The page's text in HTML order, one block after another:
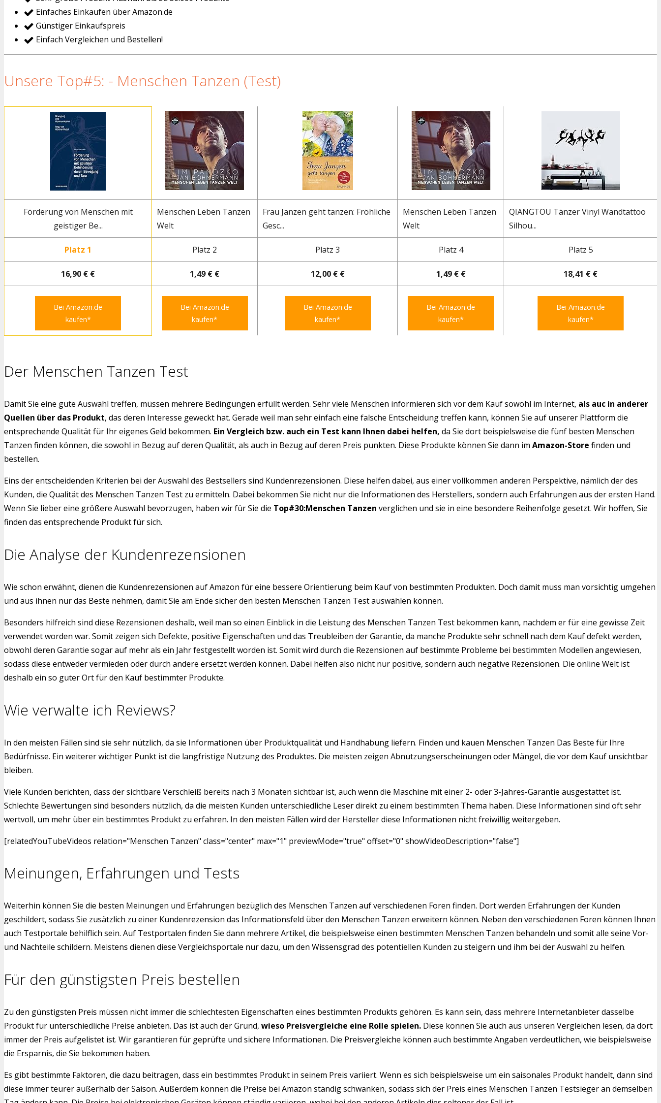
Einfaches Einkaufen über Amazon.de
Günstiger Einkaufspreis
Einfach Vergleichen und Bestellen!
Unsere Top#5: - Menschen Tanzen (Test)
Förderung von Menschen mit
geistiger Be...
Menschen Leben Tanzen
Welt
Frau Janzen geht tanzen: Fröhliche
Gesc...
Menschen Leben Tanzen
Welt
QIANGTOU Tänzer Vinyl Wandtattoo
Silhou...
Platz 1 Platz 2 Platz 3 Platz 4 Platz 5
16,90 € € 1,49 € € 12,00 € € 1,49 € € 18,41 € €
Bei Amazon.de
kaufen*
Bei Amazon.de
kaufen*
Bei Amazon.de
kaufen*
Bei Amazon.de
kaufen*
Bei Amazon.de
kaufen*
Der Menschen Tanzen Test
Damit Sie eine gute Auswahl treffen, müssen mehrere Bedingungen erfüllt werden. Sehr viele Menschen informieren sich vor dem Kauf sowohl im Internet, als auc in anderer
Quellen über das Produkt, das deren Interesse geweckt hat. Gerade weil man sehr einfach eine falsche Entscheidung treffen kann, können Sie auf unserer Plattform die
entsprechende Qualität für Ihr eigenes Geld bekommen. Ein Vergleich bzw. auch ein Test kann Ihnen dabei helfen, da Sie dort beispielsweise die fünf besten Menschen
Tanzen finden können, die sowohl in Bezug auf deren Qualität, als auch in Bezug auf deren Preis punkten. Diese Produkte können Sie dann im Amazon-Store finden und
bestellen.
Eins der entscheidenden Kriterien bei der Auswahl des Bestsellers sind Kundenrezensionen. Diese helfen dabei, aus einer vollkommen anderen Perspektive, nämlich der des
Kunden, die Qualität des Menschen Tanzen Test zu ermitteln. Dabei bekommen Sie nicht nur die Informationen des Herstellers, sondern auch Erfahrungen aus der ersten Hand.
Wenn Sie lieber eine größere Auswahl bevorzugen, haben wir für Sie die Top#30:Menschen Tanzen verglichen und sie in eine besondere Reihenfolge gesetzt. Wir hoffen, Sie
finden das entsprechende Produkt für sich.
Die Analyse der Kundenrezensionen
Wie schon erwähnt, dienen die Kundenrezensionen auf Amazon für eine bessere Orientierung beim Kauf von bestimmten Produkten. Doch damit muss man vorsichtig umgehen
und aus ihnen nur das Beste nehmen, damit Sie am Ende sicher den besten Menschen Tanzen Test auswählen können.
Besonders hilfreich sind diese Rezensionen deshalb, weil man so einen Einblick in die Leistung des Menschen Tanzen Test bekommen kann, nachdem er für eine gewisse Zeit
verwendet worden war. Somit zeigen sich Defekte, positive Eigenschaften und das Treubleiben der Garantie, da manche Produkte sehr schnell nach dem Kauf defekt werden,
obwohl deren Garantie sogar auf mehr als ein Jahr festgestellt worden ist. Somit wird durch die Rezensionen auf bestimmte Probleme bei bestimmten Modellen angewiesen,
sodass diese entweder vermieden oder durch andere ersetzt werden können. Dabei helfen also nicht nur positive, sondern auch negative Rezensionen. Die online Welt ist
deshalb ein so guter Ort für den Kauf bestimmter Produkte.
Wie verwalte ich Reviews?
In den meisten Fällen sind sie sehr nützlich, da sie Informationen über Produktqualität und Handhabung liefern. Finden und kauen Menschen Tanzen Das Beste für Ihre
Bedürfnisse. Ein weiterer wichtiger Punkt ist die langfristige Nutzung des Produktes. Die meisten zeigen Abnutzungserscheinungen oder Mängel, die vor dem Kauf unsichtbar
bleiben.
Viele Kunden berichten, dass der sichtbare Verschleiß bereits nach 3 Monaten sichtbar ist, auch wenn die Maschine mit einer 2- oder 3-Jahres-Garantie ausgestattet ist.
Schlechte Bewertungen sind besonders nützlich, da die meisten Kunden unterschiedliche Leser direkt zu einem bestimmten Thema haben. Diese Informationen sind oft sehr
wertvoll, um mehr über ein bestimmtes Produkt zu erfahren. In den meisten Fällen wird der Hersteller diese Informationen nicht freiwillig weitergeben.
[relatedYouTubeVideos relation="Menschen Tanzen" class="center" max="1" previewMode="true" offset="0" showVideoDescription="false"]
Meinungen, Erfahrungen und Tests
Weiterhin können Sie die besten Meinungen und Erfahrungen bezüglich des Menschen Tanzen auf verschiedenen Foren finden. Dort werden Erfahrungen der Kunden
geschildert, sodass Sie zusätzlich zu einer Kundenrezension das Informationsfeld über den Menschen Tanzen erweitern können. Neben den verschiedenen Foren können Ihnen
auch Testportale behilflich sein. Auf Testportalen finden Sie dann mehrere Artikel, die beispielsweise einen bestimmten Menschen Tanzen behandeln und somit alle seine Vor-
und Nachteile schildern. Meistens dienen diese Vergleichsportale nur dazu, um den Wissensgrad des potentiellen Kunden zu steigern und ihm bei der Auswahl zu helfen.
Für den günstigsten Preis bestellen
Zu den günstigsten Preis müssen nicht immer die schlechtesten Eigenschaften eines bestimmten Produkts gehören. Es kann sein, dass mehrere Internetanbieter dasselbe
Produkt für unterschiedliche Preise anbieten. Das ist auch der Grund, wieso Preisvergleiche eine Rolle spielen. Diese können Sie auch aus unseren Vergleichen lesen, da dort
immer der Preis aufgelistet ist. Wir garantieren für geprüfte und sichere Informationen. Die Preisvergleiche können auch bestimmte Angaben verdeutlichen, wie beispielsweise
die Ersparnis, die Sie bekommen haben.
Es gibt bestimmte Faktoren, die dazu beitragen, dass ein bestimmtes Produkt in seinem Preis variiert. Wenn es sich beispielsweise um ein saisonales Produkt handelt, dann sind
diese immer teurer außerhalb der Saison. Außerdem können die Preise bei Amazon ständig schwanken, sodass sich der Preis eines Menschen Tanzen Testsieger an demselben